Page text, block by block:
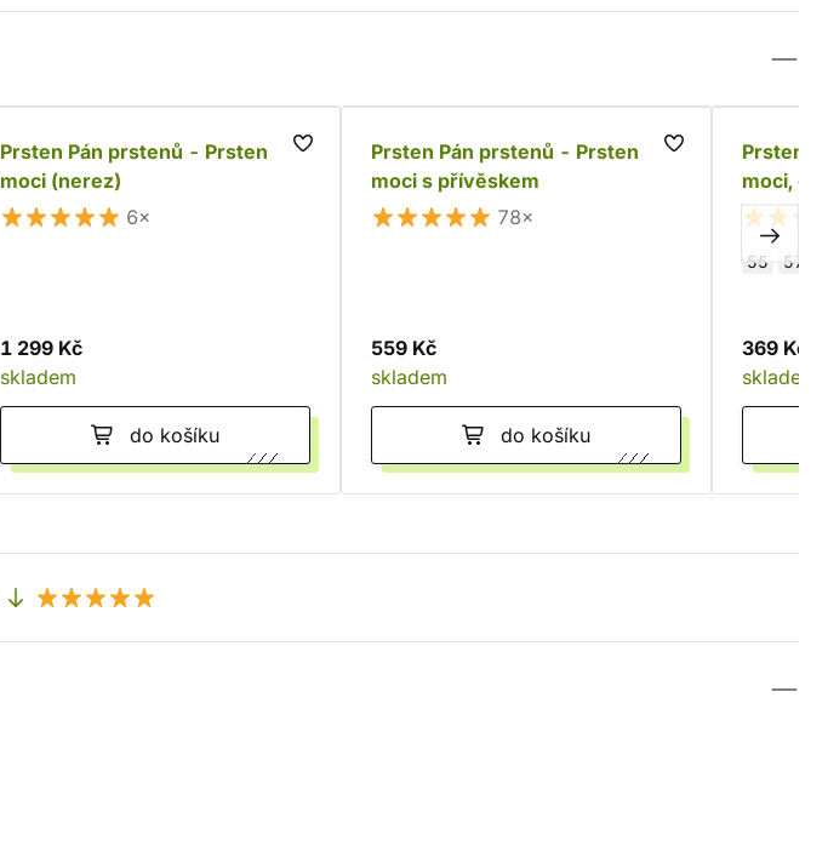
Prsten Pán prstenů - Prsten
moci (nerez)
6×
1 299 Kč
skladem
do košíku
Prsten Pán prstenů - Prsten
moci s přívěskem
78×
559 Kč
skladem
do košíku
Prsten
moci,
55 57
369 Kč
skladem